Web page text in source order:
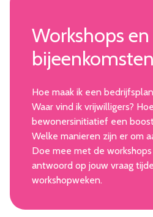
Workshops en
bijeenkomsten
Hoe maak ik een
Waar vind ik vrijwilligers?
bewonersinitiatief een
Welke manieren zijn er om
Doe mee met de
antwoord op jouw vraag
workshopweken.